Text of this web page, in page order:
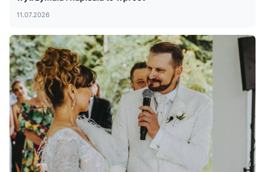
11.07.2026